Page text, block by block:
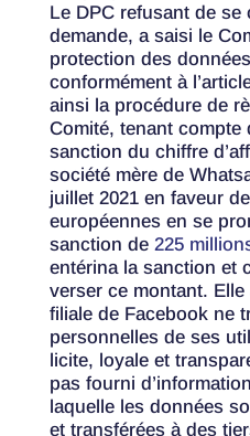
Le DPC refusant de se
demande, a saisi le
protection des
conformément à
ainsi la procédure de
Comité, tenant compte
sanction du chiffre
société mère de
juillet 2021 en faveur
européennes en se
sanction de 225
entérina la sanction et
verser ce montant.
filiale de Facebook ne
personnelles de ses
licite, loyale et
pas fourni
laquelle les données
et transférées à des